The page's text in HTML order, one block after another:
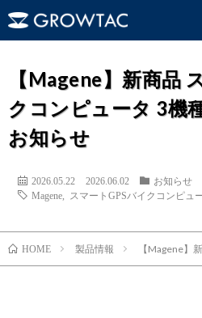
【Magene】新商品
クコンピュータ 3機
お知らせ
2026.05.22 2026.06.02
お知らせ
Magene
スマートGPSバイクコンピュ
HOME 製品情報 【Magene】